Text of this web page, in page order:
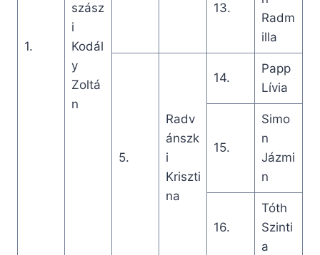
1.
szász
i
Kodál
y
Zoltá
n
13.
Radm
illa
5.
Radv
ánszk
i
Kriszti
na
14.
Papp
Lívia
15.
Simo
n
Jázmi
n
16.
Tóth
Szinti
a